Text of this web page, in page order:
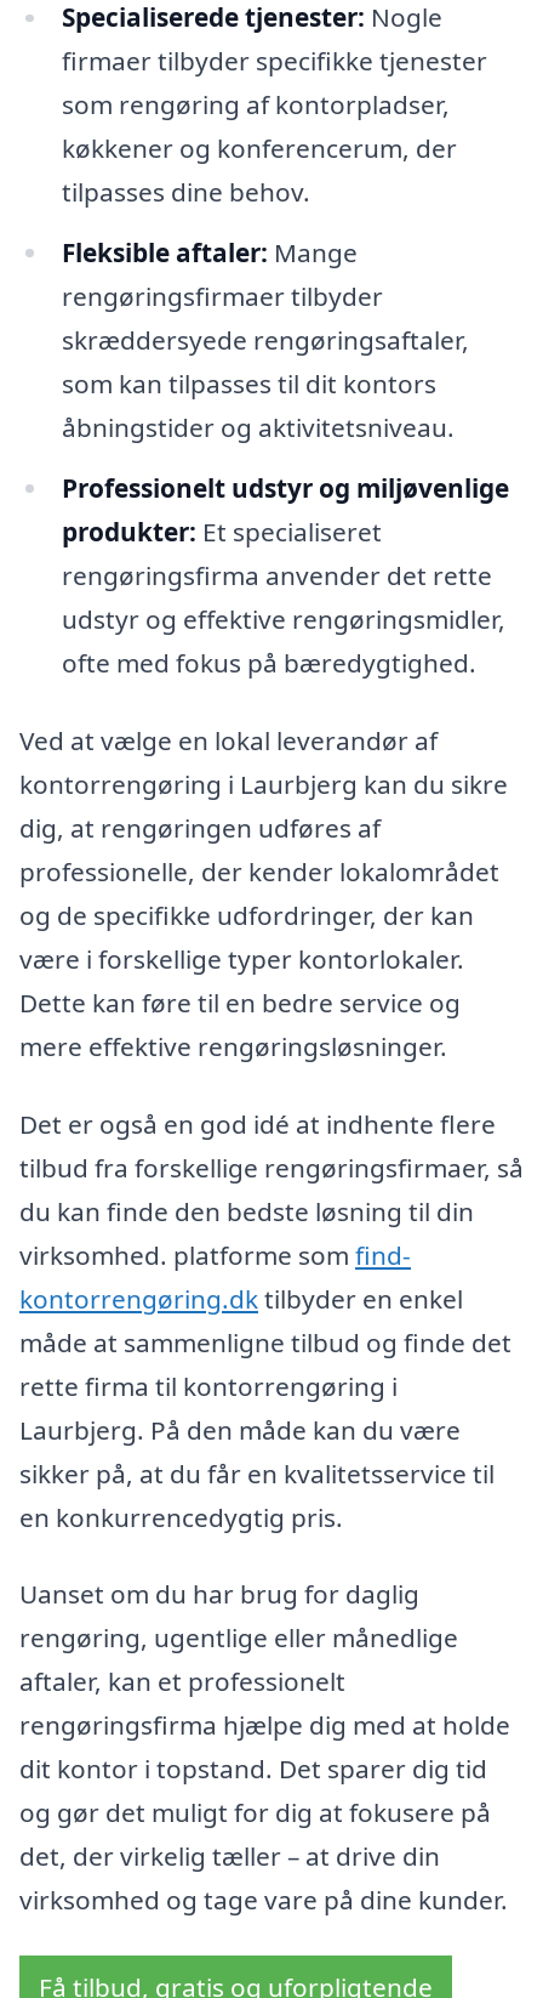
Specialiserede tjenester: Nogle
firmaer tilbyder specifikke tjenester
som rengøring af kontorpladser,
køkkener og konferencerum, der
tilpasses dine behov.
Fleksible aftaler: Mange
rengøringsfirmaer tilbyder
skræddersyede rengøringsaftaler,
som kan tilpasses til dit kontors
åbningstider og aktivitetsniveau.
Professionelt udstyr og miljøvenlige
produkter: Et specialiseret
rengøringsfirma anvender det rette
udstyr og effektive rengøringsmidler,
ofte med fokus på bæredygtighed.
Ved at vælge en lokal leverandør af
kontorrengøring i Laurbjerg kan du sikre
dig, at rengøringen udføres af
professionelle, der kender lokalområdet
og de specifikke udfordringer, der kan
være i forskellige typer kontorlokaler.
Dette kan føre til en bedre service og
mere effektive rengøringsløsninger.
Det er også en god idé at indhente flere
tilbud fra forskellige rengøringsfirmaer, så
du kan finde den bedste løsning til din
virksomhed. platforme som find-
kontorrengøring.dktilbyder en enkel
måde at sammenligne tilbud og finde det
rette firma til kontorrengøring i
Laurbjerg. På den måde kan du være
sikker på, at du får en kvalitetsservice til
en konkurrencedygtig pris.
Uanset om du har brug for daglig
rengøring, ugentlige eller månedlige
aftaler, kan et professionelt
rengøringsfirma hjælpe dig med at holde
dit kontor i topstand. Det sparer dig tid
og gør det muligt for dig at fokusere på
det, der virkelig tæller – at drive din
virksomhed og tage vare på dine kunder.
Få tilbud, gratis og uforpligtende